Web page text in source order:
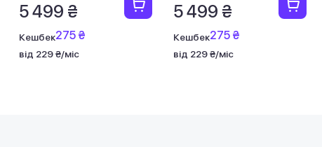
5 499 ₴
Кешбек275 ₴
від 229 ₴/міс
5 499 ₴
Кешбек275 ₴
від 229 ₴/міс